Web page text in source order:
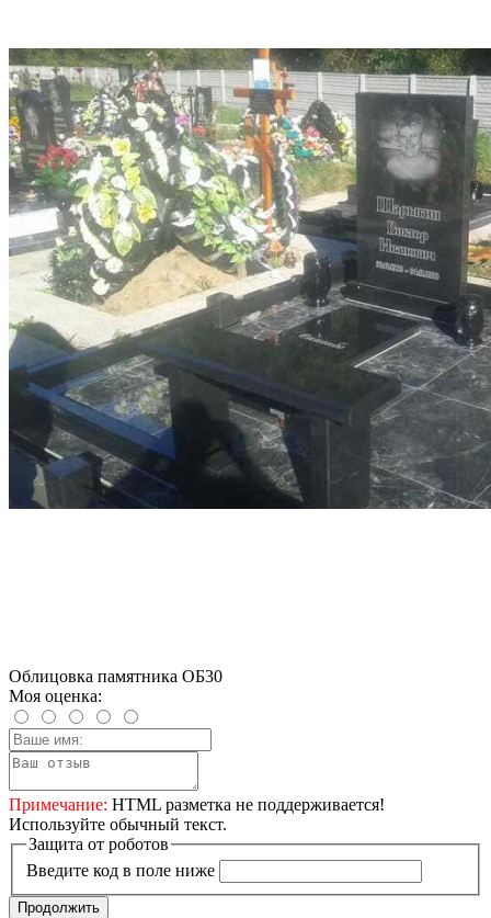
Облицовка памятника ОБ30
Моя оценка:
Примечание: HTML разметка не поддерживается!
Используйте обычный текст.
Защита от роботов
Введите код в поле ниже
Продолжить